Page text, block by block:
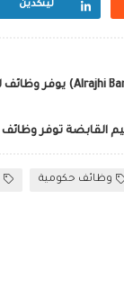
لينكدين
وظائف حكومية